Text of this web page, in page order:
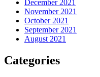
December 2021
November 2021
October 2021
September 2021
August 2021
Categories